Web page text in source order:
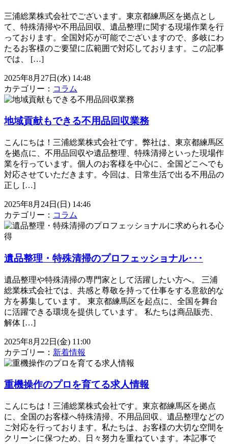
三浦総業株式会社でございます。東京都練馬区を拠点とし
て、特殊清掃や不用品回収、遺品整理に関する現場作業を行
っております。全国対応が可能でございますので、多岐にわ
たるお客様のご要望に広範囲で対応しております。この記事
では、 […]
2025年8月27日(水) 14:48
カテゴリー： コラム
地域貢献もできる不用品回収業務
こんにちは！三浦総業株式会社です。弊社は、東京都練馬区
を拠点に、不用品回収や遺品整理、特殊清掃といった現場作
業を行っています。個人のお客様を中心に、全国どこへでも
対応させていただきます。今回は、日常生活で出る不用品の
正し […]
2025年8月24日(日) 14:46
カテゴリー： コラム
遺品整理・特殊清掃のプロフェッショナル･･･
遺品整理や特殊清掃の専門家として活躍したい方へ。 三浦
総業株式会社では、共感と尊敬を持って仕事をする意欲的な
方を募集しています。 東京都練馬区を起点に、全国を舞台
に活躍できる環境を提供しています。 私たちは商品販売、
解体 […]
2025年8月22日(金) 11:00
カテゴリー： 新着情報
重機操作のプロを育てる求人情報
こんにちは！三浦総業株式会社です。東京都練馬区を拠点
に、全国のお客様へ特殊清掃、不用品回収、遺品整理などの
ご対応を行っております。私たちは、お客様の大切な空間を
クリーンに保つため、日々努力を重ねています。本記事で